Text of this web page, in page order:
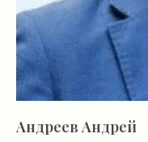
Андреев Андрей